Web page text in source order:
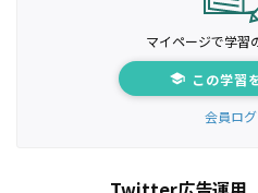
マイページで学習
この学習
会員ロ